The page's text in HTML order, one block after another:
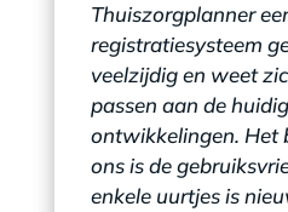
Thuiszorgplanner
registratiesysteem
veelzijdig en weet
passen aan de
ontwikkelingen. Het
ons is de
enkele uurtjes is